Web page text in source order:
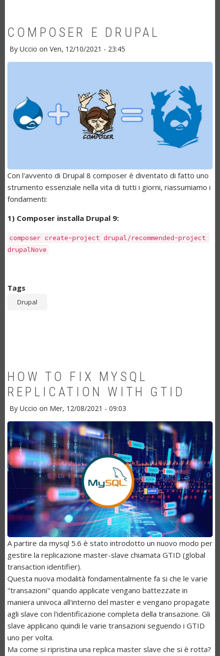
COMPOSER E DRUPAL
By Uccio on Ven, 12/10/2021 - 23:45
Con l'avvento di Drupal 8 composer è diventato di fatto uno
strumento essenziale nella vita di tutti i giorni, riassumiamo i
fondamenti:
1) Composer installa Drupal 9:
composer create-project drupal/recommended-project
drupalNove
Tags
Drupal
HOW TO FIX MYSQL
REPLICATION WITH GTID
By Uccio on Mer, 12/08/2021 - 09:03
A partire da mysql 5.6 è stato introdotto un nuovo modo per
gestire la replicazione master-slave chiamata GTID (global
transaction identifier).
Questa nuova modalità fondamentalmente fa si che le varie
"transazioni" quando applicate vengano battezzate in
maniera univoca all'interno del master e vengano propagate
agli slave con l'identificazione completa della transazione. Gli
slave applicano quindi le varie transazioni seguendo i GTID
uno per volta.
Ma come si ripristina una replica master slave che si è rotta?